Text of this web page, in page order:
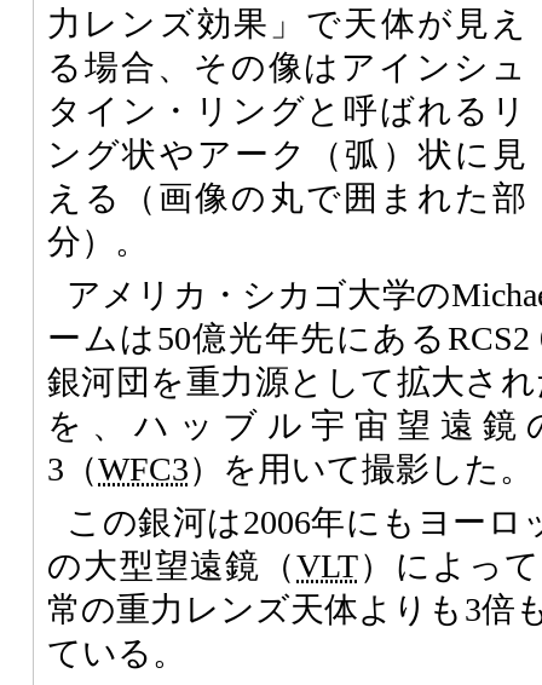
力レンズ効果」で天体が見え
る場合、その像はアインシュ
タイン・リングと呼ばれるリ
ング状やアーク（弧）状に見
える（画像の丸で囲まれた部
分）。
アメリカ・シカゴ大学の
ームは50億光年先にあるRCS2
銀河団を重力源として拡大さ
を、ハッブル宇宙望遠鏡
3（WFC3）を用いて撮影した。
この銀河は2006年にもヨーロ
の大型望遠鏡（VLT）によっ
常の重力レンズ天体よりも3倍
ている。